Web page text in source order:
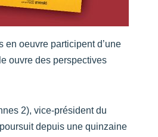
en oeuvre participent d’une
ouvre des perspectives
2), vice-président du
depuis une quinzaine